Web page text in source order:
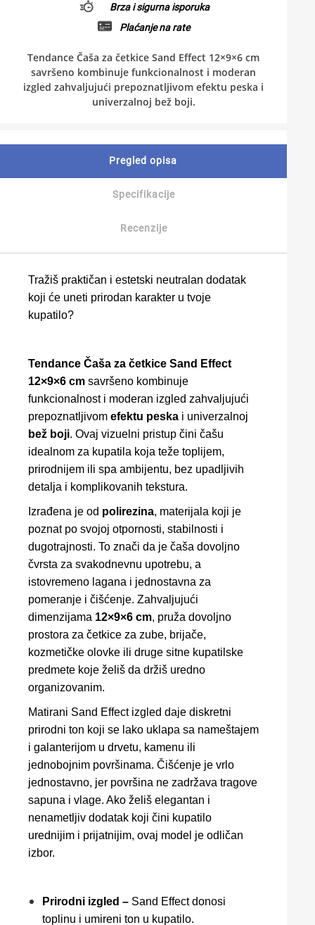
Brza i sigurna isporuka
Plaćanje na rate
Tendance Čaša za četkice Sand Effect 12×9×6 cm
savršeno kombinuje funkcionalnost i moderan
izgled zahvaljujući prepoznatljivom efektu peska i
univerzalnoj bež boji.
Pregled opisa
Specifikacije
Recenzije
Tražiš praktičan i estetski neutralan dodatak
koji će uneti prirodan karakter u tvoje
kupatilo?
Tendance Čaša za četkice Sand Effect
12×9×6 cm savršeno kombinuje
funkcionalnost i moderan izgled zahvaljujući
prepoznatljivom efektu peska i univerzalnoj
bež boji. Ovaj vizuelni pristup čini čašu
idealnom za kupatila koja teže toplijem,
prirodnijem ili spa ambijentu, bez upadljivih
detalja i komplikovanih tekstura.
Izrađena je od polirezina, materijala koji je
poznat po svojoj otpornosti, stabilnosti i
dugotrajnosti. To znači da je čaša dovoljno
čvrsta za svakodnevnu upotrebu, a
istovremeno lagana i jednostavna za
pomeranje i čišćenje. Zahvaljujući
dimenzijama 12×9×6 cm, pruža dovoljno
prostora za četkice za zube, brijače,
kozmetičke olovke ili druge sitne kupatilske
predmete koje želiš da držiš uredno
organizovanim.
Matirani Sand Effect izgled daje diskretni
prirodni ton koji se lako uklapa sa nameštajem
i galanterijom u drvetu, kamenu ili
jednobojnim površinama. Čišćenje je vrlo
jednostavno, jer površina ne zadržava tragove
sapuna i vlage. Ako želiš elegantan i
nenametljiv dodatak koji čini kupatilo
urednijim i prijatnijim, ovaj model je odličan
izbor.
Prirodni izgled – Sand Effect donosi
toplinu i umireni ton u kupatilo.